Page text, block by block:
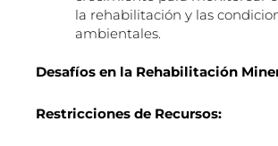
la rehabilitación y las
ambientales.
Desafíos en la Rehabilitación
Restricciones de Recursos: